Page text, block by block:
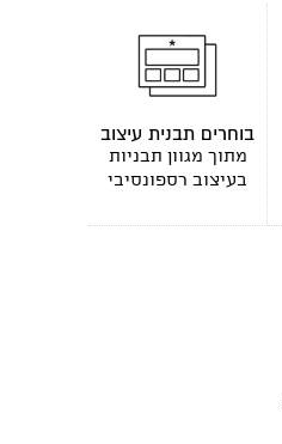
בוחרים תבנית עיצוב
מתוך מגוון תבניות
בעיצוב רספונסיבי